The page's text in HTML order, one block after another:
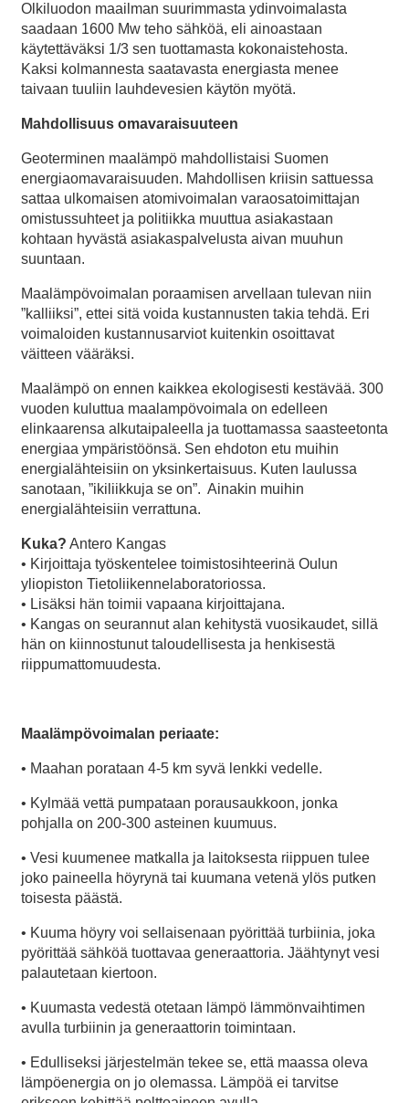
Olkiluodon maailman suurimmasta ydinvoimalasta
saadaan 1600 Mw teho sähköä, eli ainoastaan
käytettäväksi 1/3 sen tuottamasta kokonaistehosta.
Kaksi kolmannesta saatavasta energiasta menee
taivaan tuuliin lauhdevesien käytön myötä.
Mahdollisuus omavaraisuuteen
Geoterminen maalämpö mahdollistaisi Suomen
energiaomavaraisuuden. Mahdollisen kriisin sattuessa
sattaa ulkomaisen atomivoimalan varaosatoimittajan
omistussuhteet ja politiikka muuttua asiakastaan
kohtaan hyvästä asiakaspalvelusta aivan muuhun
suuntaan.
Maalämpövoimalan poraamisen arvellaan tulevan niin
”kalliiksi”, ettei sitä voida kustannusten takia tehdä. Eri
voimaloiden kustannusarviot kuitenkin osoittavat
väitteen vääräksi.
Maalämpö on ennen kaikkea ekologisesti kestävää. 300
vuoden kuluttua maalampövoimala on edelleen
elinkaarensa alkutaipaleella ja tuottamassa saasteetonta
energiaa ympäristöönsä. Sen ehdoton etu muihin
energialähteisiin on yksinkertaisuus. Kuten laulussa
sanotaan, ”ikiliikkuja se on”. Ainakin muihin
energialähteisiin verrattuna.
Kuka? Antero Kangas
• Kirjoittaja työskentelee toimistosihteerinä Oulun
yliopiston Tietoliikennelaboratoriossa.
• Lisäksi hän toimii vapaana kirjoittajana.
• Kangas on seurannut alan kehitystä vuosikaudet, sillä
hän on kiinnostunut taloudellisesta ja henkisestä
riippumattomuudesta.
Maalämpövoimalan periaate:
• Maahan porataan 4-5 km syvä lenkki vedelle.
• Kylmää vettä pumpataan porausaukkoon, jonka
pohjalla on 200-300 asteinen kuumuus.
• Vesi kuumenee matkalla ja laitoksesta riippuen tulee
joko paineella höyrynä tai kuumana vetenä ylös putken
toisesta päästä.
• Kuuma höyry voi sellaisenaan pyörittää turbiinia, joka
pyörittää sähköä tuottavaa generaattoria. Jäähtynyt vesi
palautetaan kiertoon.
• Kuumasta vedestä otetaan lämpö lämmönvaihtimen
avulla turbiinin ja generaattorin toimintaan.
• Edulliseksi järjestelmän tekee se, että maassa oleva
lämpöenergia on jo olemassa. Lämpöä ei tarvitse